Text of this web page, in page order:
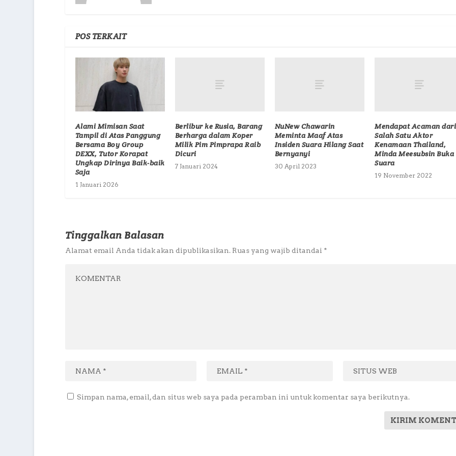
POS TERKAIT
Alami Mimisan Saat
Tampil di Atas Panggung
Bersama Boy Group
DEXX, Tutor Korapat
Ungkap Dirinya Baik-baik
Saja
1 Januari 2026
Berlibur ke Rusia, Barang
Berharga dalam Koper
Milik Pim Pimprapa Raib
Dicuri
7 Januari 2024
NuNew Chawarin
Meminta Maaf Atas
Insiden Suara Hilang Saat
Bernyanyi
30 April 2023
Mendapat Acaman dari
Salah Satu Aktor
Kenamaan Thailand,
Minda Meesubsin Buka
Suara
19 November 2022
Tinggalkan Balasan
Alamat email Anda tidak akan dipublikasikan. Ruas yang wajib ditandai *
Simpan nama, email, dan situs web saya pada peramban ini untuk komentar saya berikutnya.